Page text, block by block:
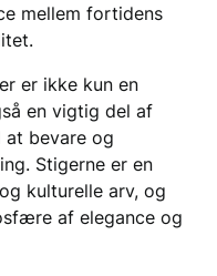
mellem fortidens
er ikke kun en
en vigtig del af
at bevare og
Stigerne er en
kulturelle arv, og
af elegance og